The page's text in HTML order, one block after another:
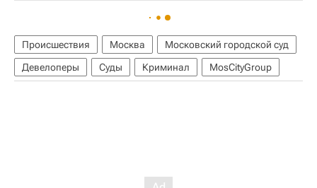
Происшествия Москва
Московский городской суд
Девелоперы
Суды Криминал MosCityGroup